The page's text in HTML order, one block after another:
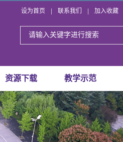
设为首页 联系我们 加入收藏
资源下载 教学示范